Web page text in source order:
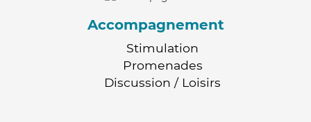
Accompagnement
Stimulation
Promenades
Discussion / Loisirs